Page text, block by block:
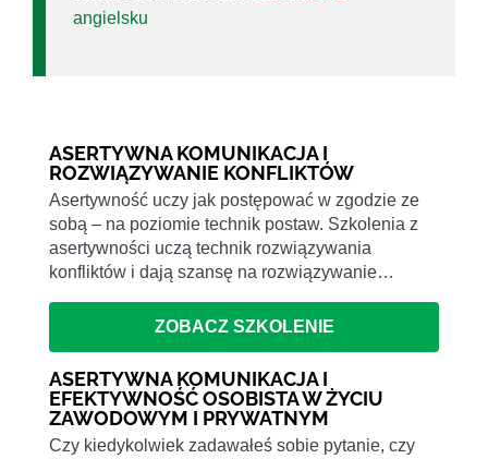
angielsku
ASERTYWNA KOMUNIKACJA I
ROZWIĄZYWANIE KONFLIKTÓW
Asertywność uczy jak postępować w zgodzie ze
sobą – na poziomie technik postaw. Szkolenia z
asertywności uczą technik rozwiązywania
konfliktów i dają szansę na rozwiązywanie…
ZOBACZ SZKOLENIE
ASERTYWNA KOMUNIKACJA I
EFEKTYWNOŚĆ OSOBISTA W ŻYCIU
ZAWODOWYM I PRYWATNYM
Czy kiedykolwiek zadawałeś sobie pytanie, czy